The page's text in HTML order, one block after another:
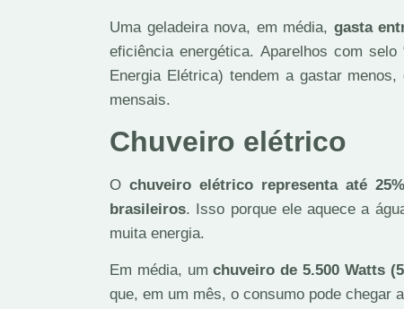
Uma geladeira nova, em média, gasta
eficiência energética. Aparelhos com
Energia Elétrica) tendem a gastar
mensais.
Chuveiro elétrico
O chuveiro elétrico representa até
brasileiros. Isso porque ele aquece a
muita energia.
Em média, umchuveiro de 5.500 Watts
que, em um mês, o consumo pode chegar